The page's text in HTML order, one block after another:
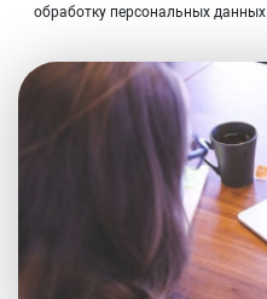
обработку персональных данных